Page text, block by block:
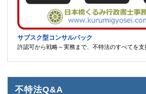
サブスク型コンサルパック
許認可から戦略～実務まで、不特法のすべてを支
不特法Q&A